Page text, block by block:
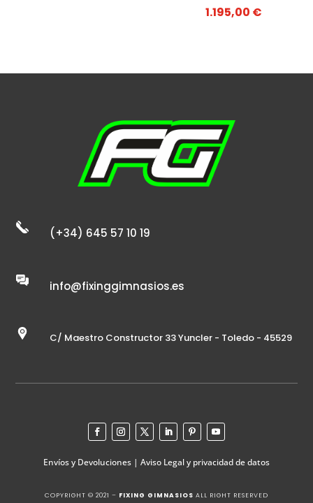
1.195,00 €
(+34) 645 57 10 19
info@fixinggimnasios.es
C/ Maestro Constructor 33 Yuncler - Toledo - 45529
Envíos y Devoluciones | Aviso Legal y privacidad de datos
COPYRIGHT © 2021 – FIXING GIMNASIOS ALL RIGHT RESERVED